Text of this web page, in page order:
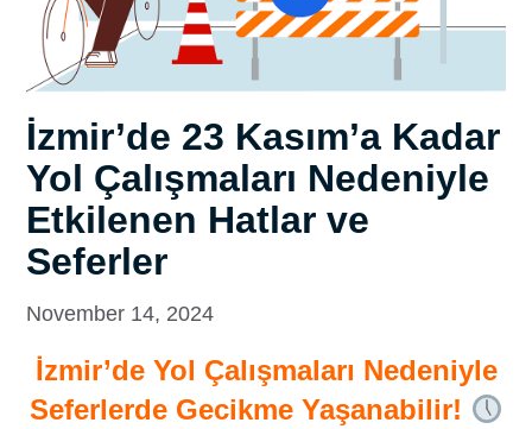
İzmir’de 23 Kasım’a Kadar
Yol Çalışmaları Nedeniyle
Etkilenen Hatlar ve
Seferler
November 14, 2024
İzmir’de Yol Çalışmaları Nedeniyle
Seferlerde Gecikme Yaşanabilir!